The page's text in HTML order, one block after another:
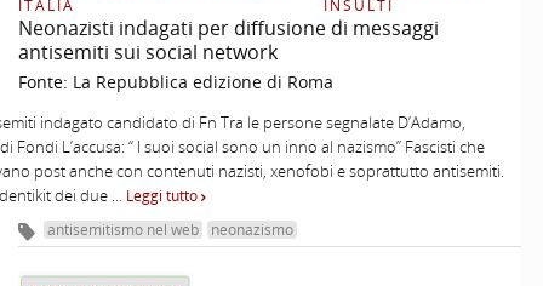
ITALIA
INSULTI
Neonazisti indagati per diffusione di messaggi
antisemiti sui social network
Fonte: La Repubblica edizione di Roma
indagato candidato di Fn Tra le persone segnalate D’Adamo,
Fondi L’accusa: “ I suoi social sono un inno al nazismo” Fascisti che
post anche con contenuti nazisti, xenofobi e soprattutto antisemiti.
dei due … Leggi tutto
antisemitismo nel web neonazismo